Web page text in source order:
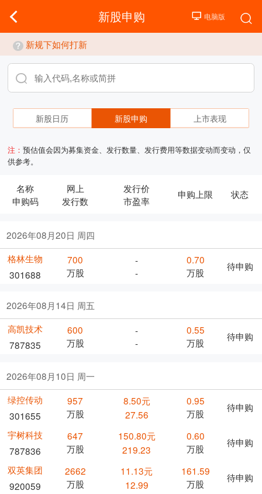
新股申购
新规下如何打新
新股日历 新股申购 上市表现
注：预估值会因为募集资金、发行数量、发行费用等数据变动而变动，仅
供参考。
名称
申购码
网上
发行数
发行价
市盈率
申购上限 状态
2026年08月20日 周四
格林生物
301688
700
万股
-
-
0.70
万股
待申购
2026年08月14日 周五
高凯技术
787835
600
万股
-
-
0.55
万股
待申购
2026年08月10日 周一
绿控传动
301655
957
万股
8.50元
27.56
0.95
万股
待申购
宇树科技
787836
647
万股
150.80元
219.23
0.60
万股
待申购
双英集团
920059
2662
万股
11.13元
12.99
161.59
万股
待申购